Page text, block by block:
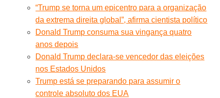
“Trump se torna um epicentro para a organização
da extrema direita global”, afirma cientista político
Donald Trump consuma sua vingança quatro
anos depois
Donald Trump declara-se vencedor das eleições
nos Estados Unidos
Trump está se preparando para assumir o
controle absoluto dos EUA